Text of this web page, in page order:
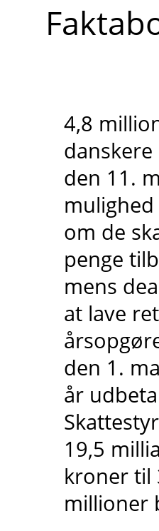
4,8
den 11.
om de
penge
mens
at lave
den 1.
år
19,5
kroner til
millioner